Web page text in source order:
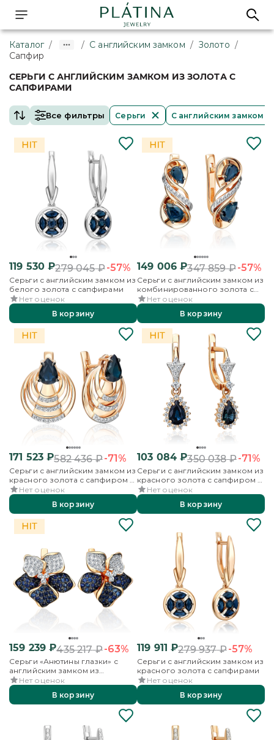
Каталог / / С английским замком / Золото /
Сапфир
СЕРЬГИ С АНГЛИЙСКИМ ЗАМКОМ ИЗ ЗОЛОТА С
САПФИРАМИ
Все фильтры Серьги С английским замком
119 530 ₽279 045₽-57%
Серьги с английским замком из
белого золота с сапфирами
Нет оценок
В корзину
149 006 ₽347 859₽-57%
Серьги с английским замком из
комбинированного золота с
сапфирами и бриллиантами
Нет оценок
В корзину
171 523 ₽582 436₽-71%
Серьги с английским замком из
красного золота с сапфиром и
бриллиантами
Нет оценок
В корзину
103 084 ₽350 038₽-71%
Серьги с английским замком из
красного золота с сапфиром и
бриллиантами
Нет оценок
В корзину
159 239 ₽435 217₽-63%
Серьги «Анютины глазки» с
английским замком из
красного золота с
бриллиантами и сапфирами
Нет оценок
В корзину
119 911 ₽279 937₽-57%
Серьги с английским замком из
красного золота с сапфирами
Нет оценок
В корзину